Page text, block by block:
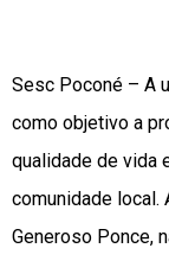
Sesc Poconé – A
como objetivo a
qualidade de vida
comunidade local.
Generoso Ponce,